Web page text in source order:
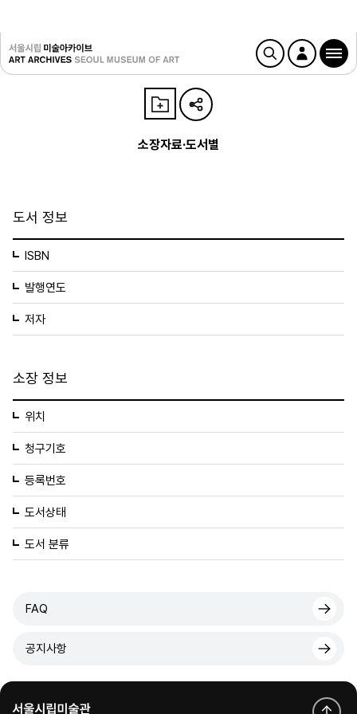
소장자료·도서별
도서 정보
ISBN
발행연도
저자
소장 정보
위치
청구기호
등록번호
도서상태
도서 분류
FAQ
공지사항